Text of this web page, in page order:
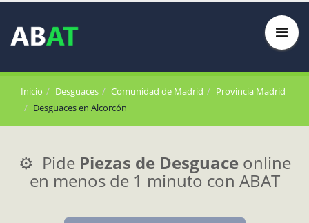
Inicio Desguaces Comunidad de Madrid
Provincia Madrid
Desguaces en Alcorcón
⚙️ Pide Piezas de Desguace online
en menos de 1 minuto con ABAT